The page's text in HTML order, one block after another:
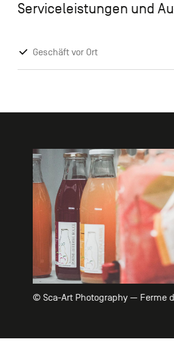
Serviceleistungen und
Geschäft vor Ort
Galerie
© Sca-Art Photography — Ferme